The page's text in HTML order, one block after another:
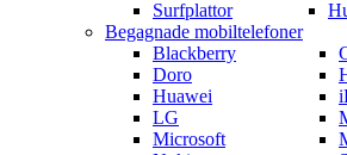
Surfplattor
Begagnade mobiltelefoner
Blackberry
Doro
Huawei
LG
Microsoft